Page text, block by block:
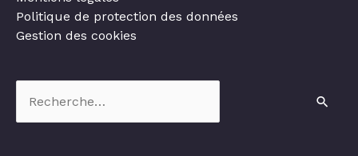
Politique de protection des données
Gestion des cookies